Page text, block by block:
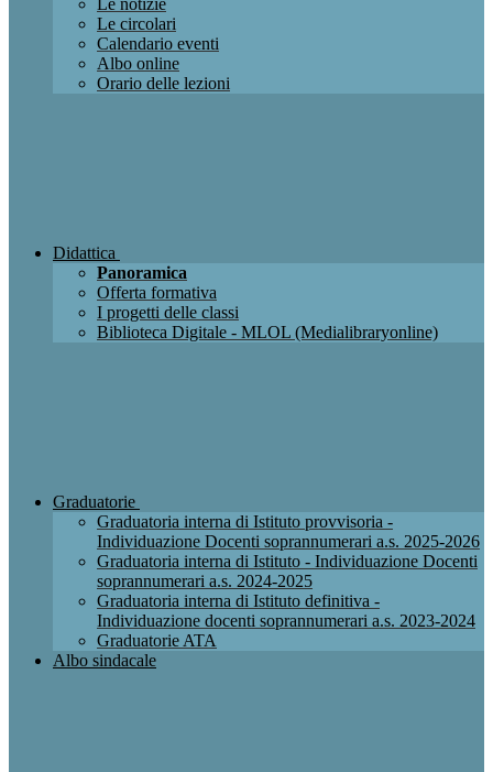
Le notizie
Le circolari
Calendario eventi
Albo online
Orario delle lezioni
Didattica
Panoramica
Offerta formativa
I progetti delle classi
Biblioteca Digitale - MLOL (Medialibraryonline)
Graduatorie
Graduatoria interna di Istituto provvisoria -
Individuazione Docenti soprannumerari a.s. 2025-2026
Graduatoria interna di Istituto - Individuazione Docenti
soprannumerari a.s. 2024-2025
Graduatoria interna di Istituto definitiva -
Individuazione docenti soprannumerari a.s. 2023-2024
Graduatorie ATA
Albo sindacale